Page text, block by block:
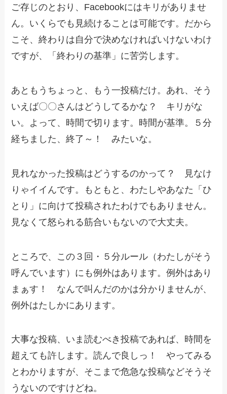
ご存じのとおり、Facebookにはキリがありませ
ん。いくらでも見続けることは可能です。だから
こそ、終わりは自分で決めなければいけないわけ
ですが、「終わりの基準」に苦労します。
あともうちょっと、もう一投稿だけ。あれ、そう
いえば〇〇さんはどうしてるかな？ キリがな
い。よって、時間で切ります。時間が基準。５分
経ちました、終了～！ みたいな。
見れなかった投稿はどうするのかって？ 見なけ
りゃイイんです。もともと、わたしやあなた「ひ
とり」に向けて投稿されたわけでもありません。
見なくて怒られる筋合いもないので大丈夫。
ところで、この３回・５分ルール（わたしがそう
呼んでいます）にも例外はあります。例外はあり
まぁす！ なんで叫んだのかは分かりませんが、
例外はたしかにあります。
大事な投稿、いま読むべき投稿であれば、時間を
超えても許します。読んで良しっ！ やってみる
とわかりますが、そこまで危急な投稿などそうそ
うないのですけどね。